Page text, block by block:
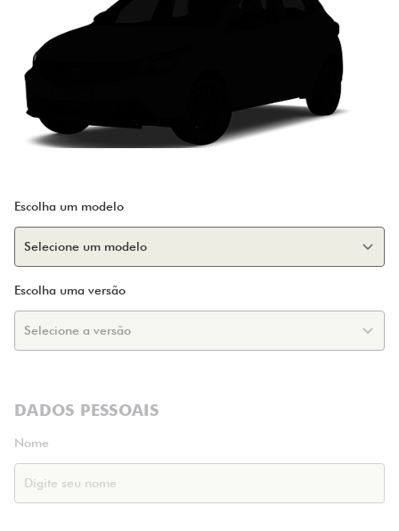
Escolha um modelo
Escolha uma versão
DADOS PESSOAIS
Nome